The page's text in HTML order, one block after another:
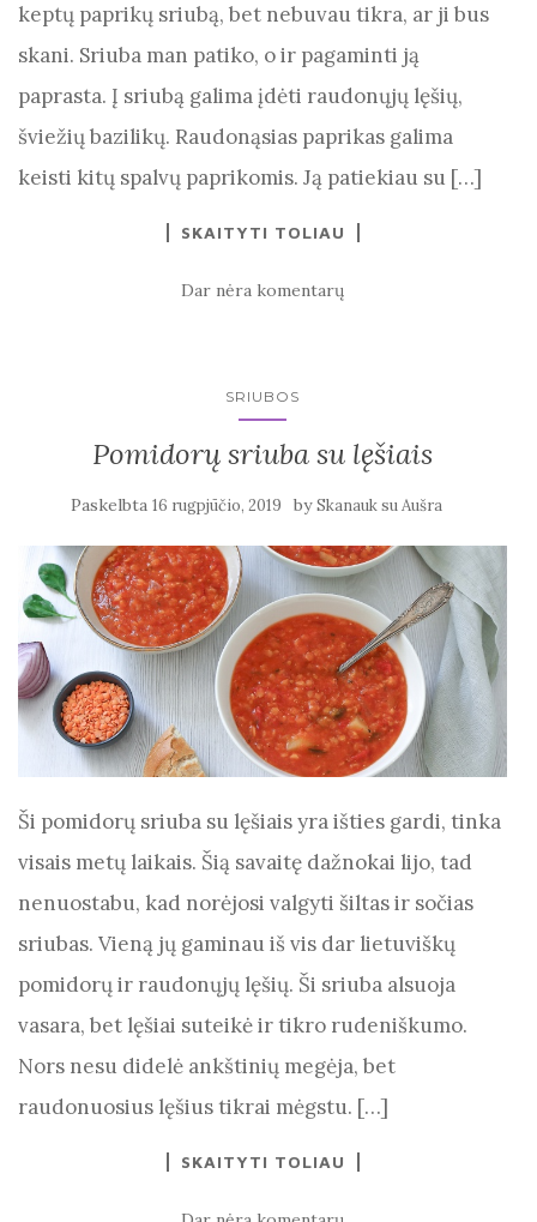
keptų paprikų sriubą, bet nebuvau tikra, ar ji bus
skani. Sriuba man patiko, o ir pagaminti ją
paprasta. Į sriubą galima įdėti raudonųjų lęšių,
šviežių bazilikų. Raudonąsias paprikas galima
keisti kitų spalvų paprikomis. Ją patiekiau su […]
SKAITYTI TOLIAU
Dar nėra komentarų
SRIUBOS
Pomidorų sriuba su lęšiais
Paskelbta 16 rugpjūčio, 2019 bySkanauk su Aušra
Ši pomidorų sriuba su lęšiais yra išties gardi, tinka
visais metų laikais. Šią savaitę dažnokai lijo, tad
nenuostabu, kad norėjosi valgyti šiltas ir sočias
sriubas. Vieną jų gaminau iš vis dar lietuviškų
pomidorų ir raudonųjų lęšių. Ši sriuba alsuoja
vasara, bet lęšiai suteikė ir tikro rudeniškumo.
Nors nesu didelė ankštinių megėja, bet
raudonuosius lęšius tikrai mėgstu. […]
SKAITYTI TOLIAU